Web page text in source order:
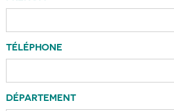
TÉLÉPHONE
DÉPARTEMENT